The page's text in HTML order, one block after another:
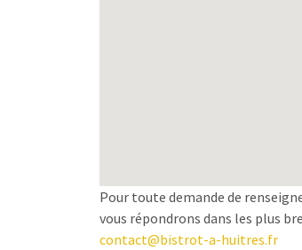
Pour toute demande de
vous répondrons dans les plus
contact@bistrot-a-huitres.fr